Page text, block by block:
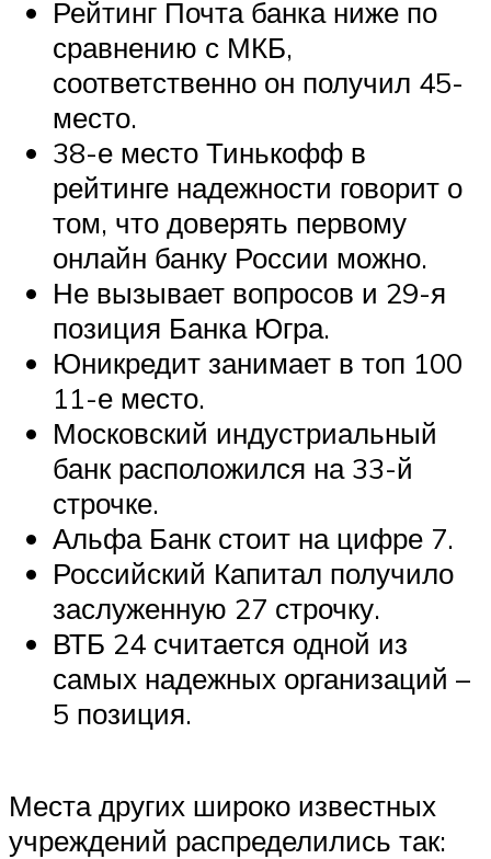
Рейтинг Почта банка ниже по
сравнению с МКБ,
соответственно он получил 45-
место.
38-е место Тинькофф в
рейтинге надежности говорит о
том, что доверять первому
онлайн банку России можно.
Не вызывает вопросов и 29-я
позиция Банка Югра.
Юникредит занимает в топ 100
11-е место.
Московский индустриальный
банк расположился на 33-й
строчке.
Альфа Банк стоит на цифре 7.
Российский Капитал получило
заслуженную 27 строчку.
ВТБ 24 считается одной из
самых надежных организаций –
5 позиция.
Места других широко известных
учреждений распределились так: